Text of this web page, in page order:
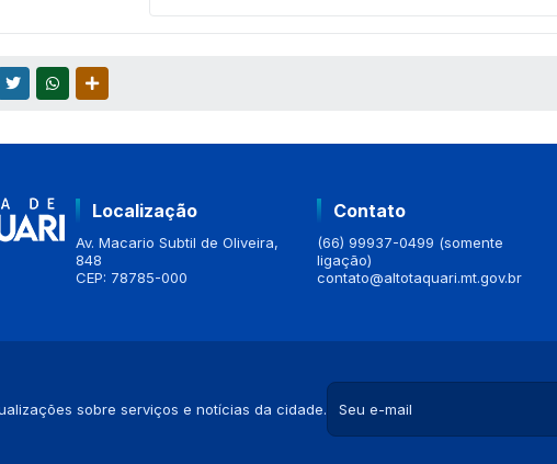
TWITTERWHATSAPP
Localização
Av. Macario Subtil de Oliveira,
848
CEP: 78785-000
Contato
(66) 99937-0499 (somente
ligação)
contato@altotaquari.mt.gov.br
sobre serviços e notícias da cidade.